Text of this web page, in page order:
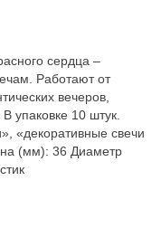
сердца –
Работают от
вечеров,
упаковке 10 штук.
«декоративные свечи
(мм): 36 Диаметр